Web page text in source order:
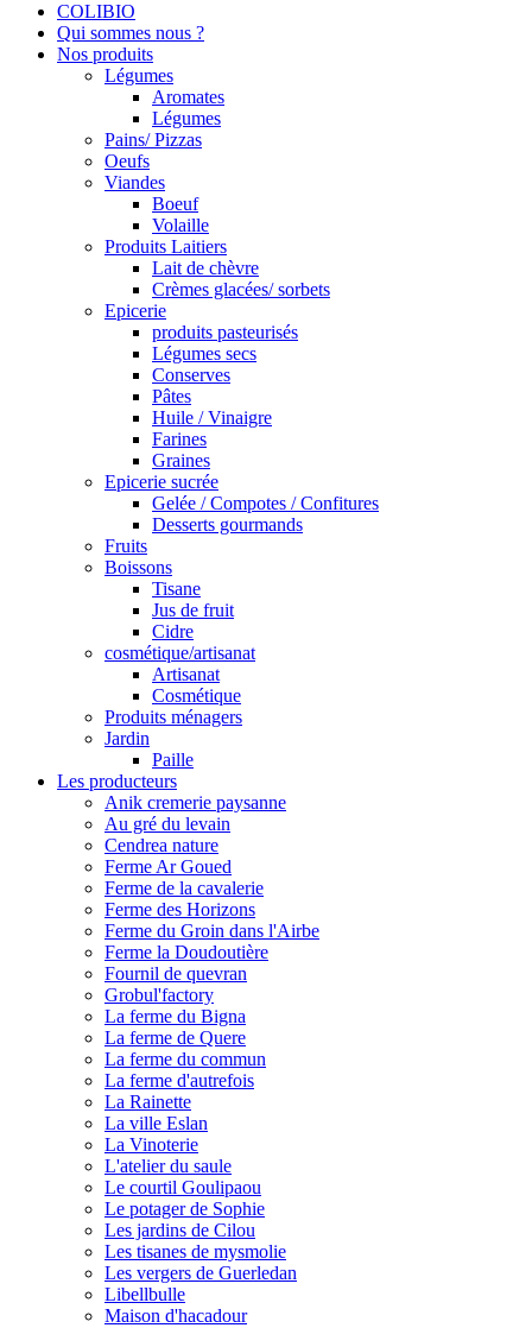
COLIBIO
Qui sommes nous ?
Nos produits
Légumes
Aromates
Légumes
Pains/ Pizzas
Oeufs
Viandes
Boeuf
Volaille
Produits Laitiers
Lait de chèvre
Crèmes glacées/ sorbets
Epicerie
produits pasteurisés
Légumes secs
Conserves
Pâtes
Huile / Vinaigre
Farines
Graines
Epicerie sucrée
Gelée / Compotes / Confitures
Desserts gourmands
Fruits
Boissons
Tisane
Jus de fruit
Cidre
cosmétique/artisanat
Artisanat
Cosmétique
Produits ménagers
Jardin
Paille
Les producteurs
Anik cremerie paysanne
Au gré du levain
Cendrea nature
Ferme Ar Goued
Ferme de la cavalerie
Ferme des Horizons
Ferme du Groin dans l'Airbe
Ferme la Doudoutière
Fournil de quevran
Grobul'factory
La ferme du Bigna
La ferme de Quere
La ferme du commun
La ferme d'autrefois
La Rainette
La ville Eslan
La Vinoterie
L'atelier du saule
Le courtil Goulipaou
Le potager de Sophie
Les jardins de Cilou
Les tisanes de mysmolie
Les vergers de Guerledan
Libellbulle
Maison d'hacadour